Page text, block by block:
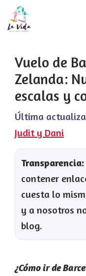
Saltar
Vuelo de
Zelanda:
escalas y
Última
Judit y Dani
Transparencia:
contener
cuesta lo
y a nosotros
blog.
¿Cómo ir de